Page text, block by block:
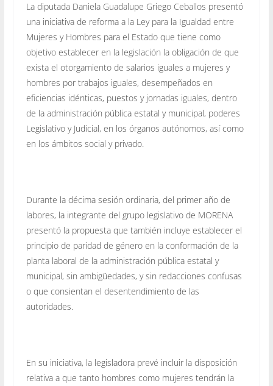
La diputada Daniela Guadalupe Griego Ceballos presentó
una iniciativa de reforma a la Ley para la Igualdad entre
Mujeres y Hombres para el Estado que tiene como
objetivo establecer en la legislación la obligación de que
exista el otorgamiento de salarios iguales a mujeres y
hombres por trabajos iguales, desempeñados en
eficiencias idénticas, puestos y jornadas iguales, dentro
de la administración pública estatal y municipal, poderes
Legislativo y Judicial, en los órganos autónomos, así como
en los ámbitos social y privado.
Durante la décima sesión ordinaria, del primer año de
labores, la integrante del grupo legislativo de MORENA
presentó la propuesta que también incluye establecer el
principio de paridad de género en la conformación de la
planta laboral de la administración pública estatal y
municipal, sin ambigüedades, y sin redacciones confusas
o que consientan el desentendimiento de las
autoridades.
En su iniciativa, la legisladora prevé incluir la disposición
relativa a que tanto hombres como mujeres tendrán la